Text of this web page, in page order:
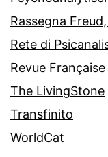
Rassegna
Rete di
Revue
The LivingStone
Transfinito
WorldCat